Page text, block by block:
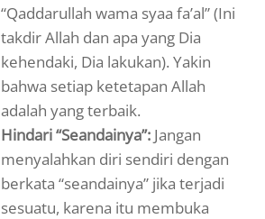
“Qaddarullah wama syaa fa’al” (Ini
takdir Allah dan apa yang Dia
kehendaki, Dia lakukan). Yakin
bahwa setiap ketetapan Allah
adalah yang terbaik.
Hindari “Seandainya”: Jangan
menyalahkan diri sendiri dengan
berkata “seandainya” jika terjadi
sesuatu, karena itu membuka